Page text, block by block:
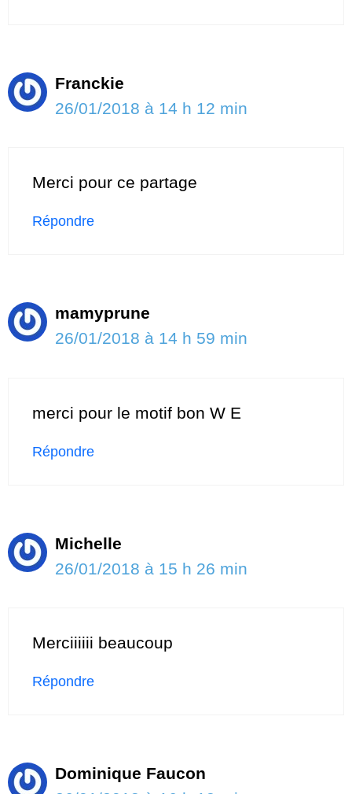
Franckie
26/01/2018 à 14 h 12 min
Merci pour ce partage
Répondre
mamyprune
26/01/2018 à 14 h 59 min
merci pour le motif bon W E
Répondre
Michelle
26/01/2018 à 15 h 26 min
Merciiiiii beaucoup
Répondre
Dominique Faucon